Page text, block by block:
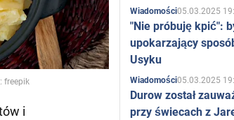
freepik
i
Wiadomości05.03.2025
"Nie próbuję kpić":
upokarzający
Usyku
Wiadomości05.03.2025
Durow został
przy świecach z